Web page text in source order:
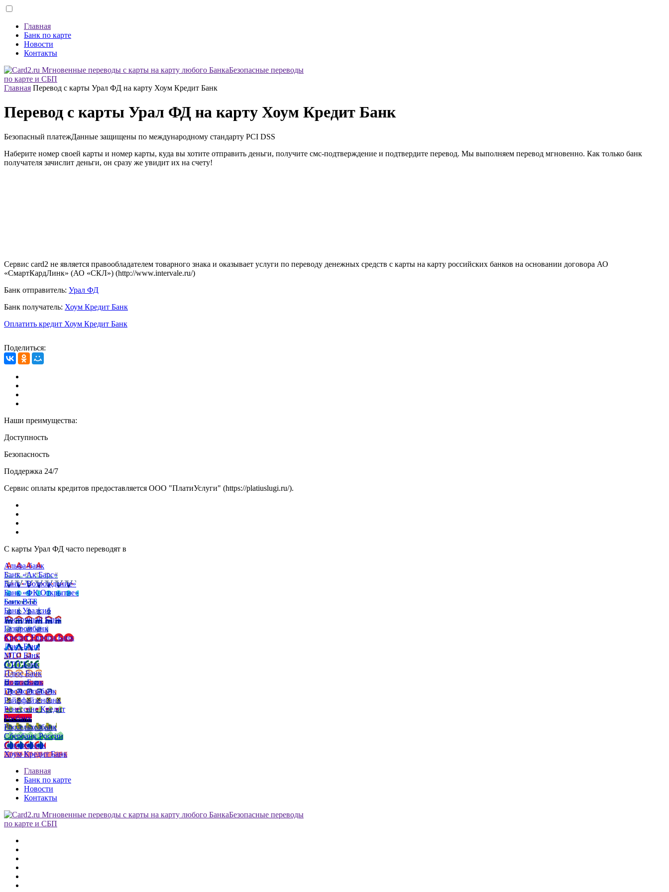
Главная
Банк по карте
Новости
Контакты
Безопасные переводы
по карте и СБП
Главная Перевод с карты Урал ФД на карту Хоум Кредит Банк
Перевод с карты Урал ФД на карту Хоум Кредит Банк
Безопасный платежДанные защищены по международному стандарту PCI DSS
Наберите номер своей карты и номер карты, куда вы хотите отправить деньги, получите смс-подтверждение и подтвердите перевод. Мы выполняем перевод мгновенно. Как только банк
получателя зачислит деньги, он сразу же увидит их на счету!
Сервис card2 не является правообладателем товарного знака и оказывает услуги по переводу денежных средств с карты на карту российских банков на основании договора АО
«СмартКардЛинк» (АО «СКЛ») (http://www.intervale.ru/)
Банк отправитель: Урал ФД
Банк получатель: Хоум Кредит Банк
Оплатить кредит Хоум Кредит Банк
Поделиться:
Наши преимущества:
Доступность
Безопасность
Поддержка 24/7
Сервис оплаты кредитов предоставляется ООО "ПлатиУслуги" (https://platiuslugi.ru/).
С карты Урал ФД часто переводят в
Альфа-банк
Банк «Ак Барс»
Банк «Возрождение»
Банк «ФК Открытие»
Банк ВТБ
Банк Уралсиб
Восточный Банк
Газпромбанк
Кредит Европа Банк
Локо-Банк
МТС Банк
ОТП Банк
Плюс Банк
Почта Банк
Промсвязьбанк
Райффайзенбанк
Ренессанс Кредит
Росбанк
Россельхозбанк
Сбербанк России
Совкомбанк
Хоум Кредит Банк
Главная
Банк по карте
Новости
Контакты
Безопасные переводы
по карте и СБП